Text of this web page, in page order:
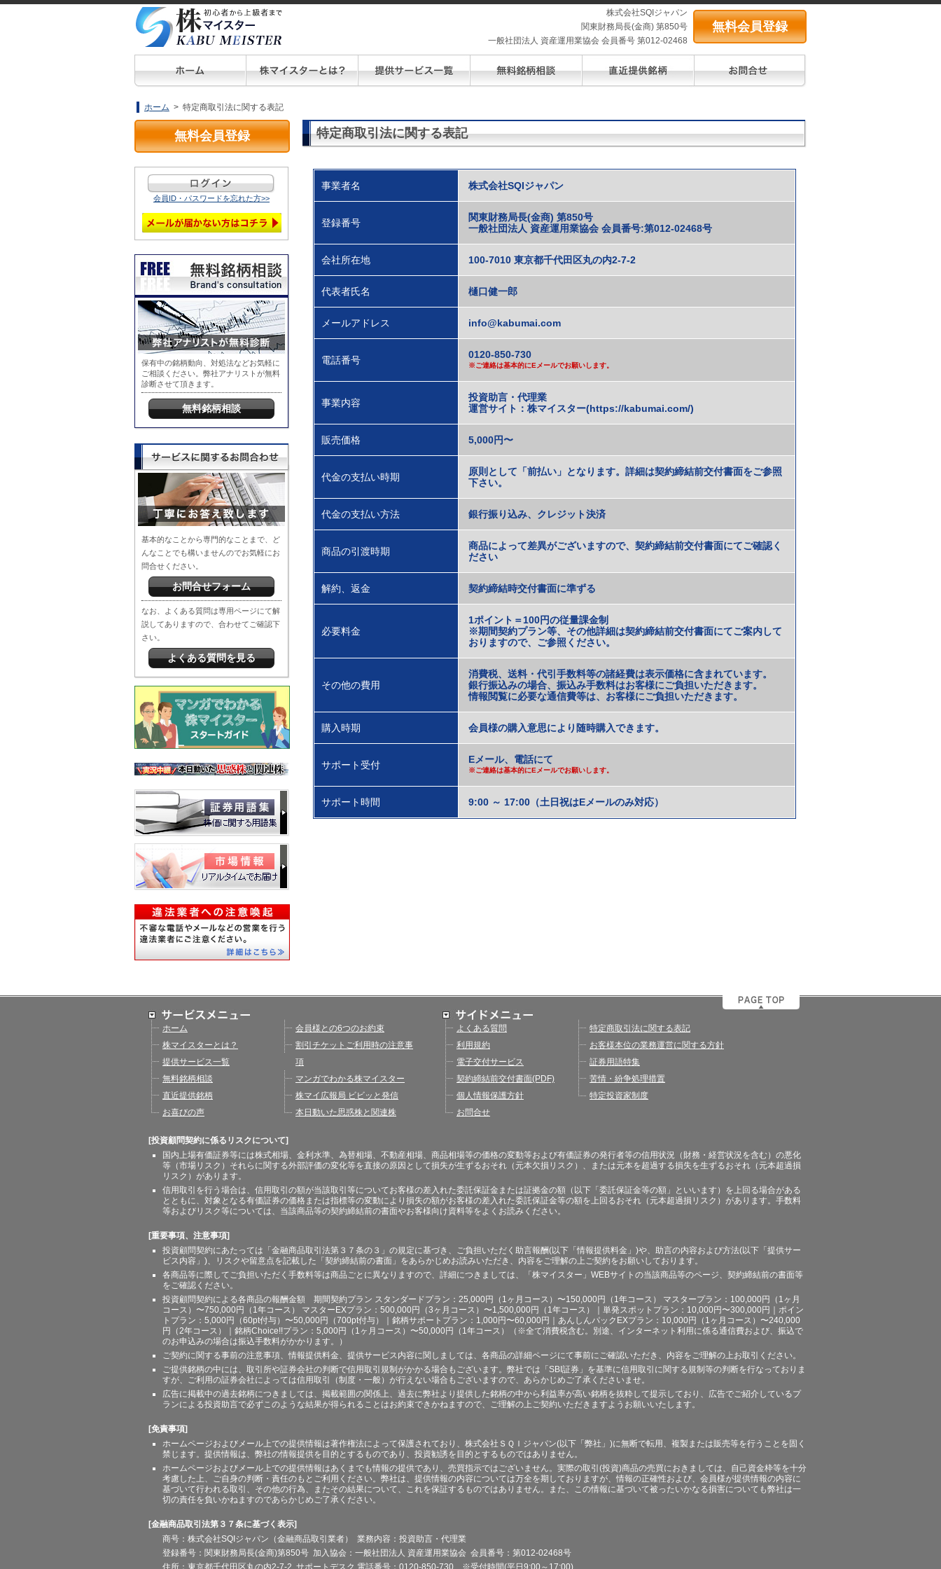
株式会社SQIジャパン
関東財務局長(金商) 第850号
一般社団法人 資産運用業協会 会員番号 第012-02468
無料会員登録
ホーム > 特定商取引法に関する表記
無料会員登録
会員ID・パスワードを忘れた方>>
保有中の銘柄動向、対処法などお気軽に
ご相談ください。弊社アナリストが無料
診断させて頂きます。
無料銘柄相談
基本的なことから専門的なことまで、ど
んなことでも構いませんのでお気軽にお
問合せください。
お問合せフォーム
なお、よくある質問は専用ページにて解
説してありますので、合わせてご確認下
さい。
よくある質問を見る
特定商取引法に関する表記
事業者名 株式会社SQIジャパン
登録番号
関東財務局長(金商) 第850号
一般社団法人 資産運用業協会 会員番号:第012-02468号
会社所在地 100-7010 東京都千代田区丸の内2-7-2
代表者氏名 樋口健一郎
メールアドレス info@kabumai.com
電話番号 0120-850-730
※ご連絡は基本的にEメールでお願いします。
事業内容
投資助言・代理業
運営サイト：株マイスター(https://kabumai.com/)
販売価格 5,000円〜
代金の支払い時期
原則として「前払い」となります。詳細は契約締結前交付書面をご参照
下さい。
代金の支払い方法 銀行振り込み、クレジット決済
商品の引渡時期
商品によって差異がございますので、契約締結前交付書面にてご確認く
ださい
解約、返金 契約締結時交付書面に準ずる
必要料金
1ポイント＝100円の従量課金制
※期間契約プラン等、その他詳細は契約締結前交付書面にてご案内して
おりますので、ご参照ください。
その他の費用
消費税、送料・代引手数料等の諸経費は表示価格に含まれています。
銀行振込みの場合、振込み手数料はお客様にご負担いただきます。
情報閲覧に必要な通信費等は、お客様にご負担いただきます。
購入時期 会員様の購入意思により随時購入できます。
サポート受付 Eメール、電話にて
※ご連絡は基本的にEメールでお願いします。
サポート時間 9:00 ～ 17:00（土日祝はEメールのみ対応）
ホーム
株マイスターとは？
提供サービス一覧
無料銘柄相談
直近提供銘柄
お喜びの声
会員様との6つのお約束
割引チケットご利用時の注意事
項
マンガでわかる株マイスター
株マイ広報局 ビビッと発信
本日動いた思惑株と関連株
よくある質問
利用規約
電子交付サービス
契約締結前交付書面(PDF)
個人情報保護方針
お問合せ
特定商取引法に関する表記
お客様本位の業務運営に関する方針
証券用語特集
苦情・紛争処理措置
特定投資家制度
[投資顧問契約に係るリスクについて]
国内上場有価証券等には株式相場、金利水準、為替相場、不動産相場、商品相場等の価格の変動等および有価証券の発行者等の信用状況（財務・経営状況を含む）の悪化
等（市場リスク）それらに関する外部評価の変化等を直接の原因として損失が生ずるおそれ（元本欠損リスク）、または元本を超過する損失を生ずるおそれ（元本超過損
リスク）があります。
信用取引を行う場合は、信用取引の額が当該取引等についてお客様の差入れた委託保証金または証拠金の額（以下「委託保証金等の額」といいます）を上回る場合がある
とともに、対象となる有価証券の価格または指標等の変動により損失の額がお客様の差入れた委託保証金等の額を上回るおそれ（元本超過損リスク）があります。手数料
等およびリスク等については、当該商品等の契約締結前の書面やお客様向け資料等をよくお読みください。
[重要事項、注意事項]
投資顧問契約にあたっては「金融商品取引法第３７条の３」の規定に基づき、ご負担いただく助言報酬(以下「情報提供料金」)や、助言の内容および方法(以下「提供サー
ビス内容」)、リスクや留意点を記載した「契約締結前の書面」をあらかじめお読みいただき、内容をご理解の上ご契約をお願いしております。
各商品等に際してご負担いただく手数料等は商品ごとに異なりますので、詳細につきましては、「株マイスター」WEBサイトの当該商品等のページ、契約締結前の書面等
をご確認ください。
投資顧問契約による各商品の報酬金額 期間契約プラン スタンダードプラン：25,000円（1ヶ月コース）〜150,000円（1年コース） マスタープラン：100,000円（1ヶ月
コース）〜750,000円（1年コース） マスターEXプラン：500,000円（3ヶ月コース）〜1,500,000円（1年コース）｜単発スポットプラン：10,000円〜300,000円｜ポイン
トプラン：5,000円（60pt付与）〜50,000円（700pt付与）｜銘柄サポートプラン：1,000円〜60,000円｜あんしんパックEXプラン：10,000円（1ヶ月コース）〜240,000
円（2年コース）｜銘柄Choice!!プラン：5,000円（1ヶ月コース）〜50,000円（1年コース）（※全て消費税含む。別途、インターネット利用に係る通信費および、振込で
のお申込みの場合は振込手数料がかかります。）
ご契約に関する事前の注意事項、情報提供料金、提供サービス内容に関しましては、各商品の詳細ページにて事前にご確認いただき、内容をご理解の上お取引ください。
ご提供銘柄の中には、取引所や証券会社の判断で信用取引規制がかかる場合もございます。弊社では「SBI証券」を基準に信用取引に関する規制等の判断を行なっておりま
すが、ご利用の証券会社によっては信用取引（制度・一般）が行えない場合もございますので、あらかじめご了承くださいませ。
広告に掲載中の過去銘柄につきましては、掲載範囲の関係上、過去に弊社より提供した銘柄の中から利益率が高い銘柄を抜粋して提示しており、広告でご紹介しているプ
ランによる投資助言で必ずこのような結果が得られることはお約束できかねますので、ご理解の上ご契約いただきますようお願いいたします。
[免責事項]
ホームページおよびメール上での提供情報は著作権法によって保護されており、株式会社ＳＱＩジャパン(以下「弊社」)に無断で転用、複製または販売等を行うことを固く
禁じます。提供情報は、弊社の情報提供を目的とするものであり、投資勧誘を目的とするものではありません。
ホームページおよびメール上での提供情報はあくまでも情報の提供であり、売買指示ではございません。実際の取引(投資)商品の売買におきましては、自己資金枠等を十分
考慮した上、ご自身の判断・責任のもとご利用ください。弊社は、提供情報の内容については万全を期しておりますが、情報の正確性および、会員様が提供情報の内容に
基づいて行われる取引、その他の行為、またその結果について、これを保証するものではありません。また、この情報に基づいて被ったいかなる損害についても弊社は一
切の責任を負いかねますのであらかじめご了承ください。
[金融商品取引法第３７条に基づく表示]
商号：株式会社SQIジャパン（金融商品取引業者） 業務内容：投資助言・代理業
登録番号：関東財務局長(金商)第850号 加入協会：一般社団法人 資産運用業協会 会員番号：第012-02468号
住所：東京都千代田区丸の内2-7-2 サポートデスク 電話番号：0120-850-730 ※受付時間(平日9:00～17:00)